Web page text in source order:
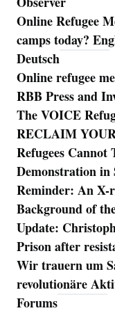
Online Refugee
camps today?
Deutsch
Online refugee
RBB Press and
The VOICE
RECLAIM
Refugees
Demonstration in
Reminder: An X-
Background of
Update:
Prison after
Wir trauern um
revolutionäre
Forums